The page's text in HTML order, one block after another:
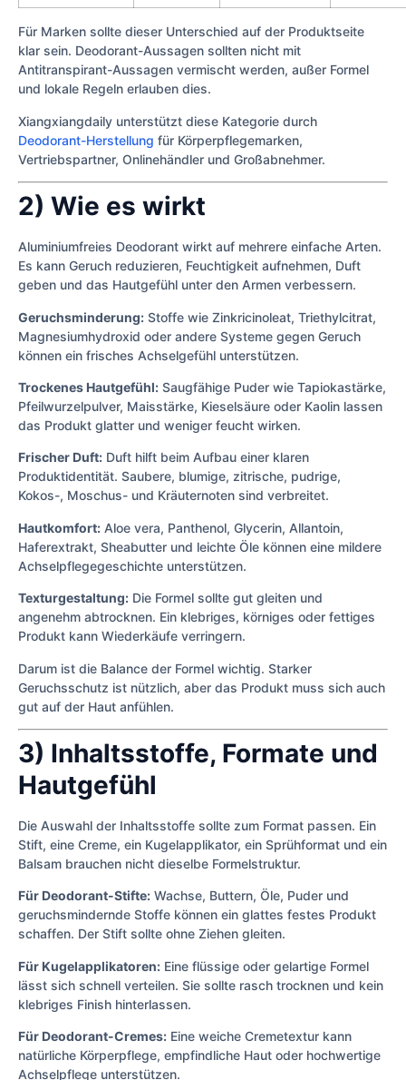
Für Marken sollte dieser Unterschied auf der Produktseite
klar sein. Deodorant-Aussagen sollten nicht mit
Antitranspirant-Aussagen vermischt werden, außer Formel
und lokale Regeln erlauben dies.
Xiangxiangdaily unterstützt diese Kategorie durch
Deodorant-Herstellung für Körperpflegemarken,
Vertriebspartner, Onlinehändler und Großabnehmer.
2) Wie es wirkt
Aluminiumfreies Deodorant wirkt auf mehrere einfache Arten.
Es kann Geruch reduzieren, Feuchtigkeit aufnehmen, Duft
geben und das Hautgefühl unter den Armen verbessern.
Geruchsminderung: Stoffe wie Zinkricinoleat, Triethylcitrat,
Magnesiumhydroxid oder andere Systeme gegen Geruch
können ein frisches Achselgefühl unterstützen.
Trockenes Hautgefühl: Saugfähige Puder wie Tapiokastärke,
Pfeilwurzelpulver, Maisstärke, Kieselsäure oder Kaolin lassen
das Produkt glatter und weniger feucht wirken.
Frischer Duft: Duft hilft beim Aufbau einer klaren
Produktidentität. Saubere, blumige, zitrische, pudrige,
Kokos-, Moschus- und Kräuternoten sind verbreitet.
Hautkomfort: Aloe vera, Panthenol, Glycerin, Allantoin,
Haferextrakt, Sheabutter und leichte Öle können eine mildere
Achselpflegegeschichte unterstützen.
Texturgestaltung: Die Formel sollte gut gleiten und
angenehm abtrocknen. Ein klebriges, körniges oder fettiges
Produkt kann Wiederkäufe verringern.
Darum ist die Balance der Formel wichtig. Starker
Geruchsschutz ist nützlich, aber das Produkt muss sich auch
gut auf der Haut anfühlen.
3) Inhaltsstoffe, Formate und
Hautgefühl
Die Auswahl der Inhaltsstoffe sollte zum Format passen. Ein
Stift, eine Creme, ein Kugelapplikator, ein Sprühformat und ein
Balsam brauchen nicht dieselbe Formelstruktur.
Für Deodorant-Stifte: Wachse, Buttern, Öle, Puder und
geruchsmindernde Stoffe können ein glattes festes Produkt
schaffen. Der Stift sollte ohne Ziehen gleiten.
Für Kugelapplikatoren: Eine flüssige oder gelartige Formel
lässt sich schnell verteilen. Sie sollte rasch trocknen und kein
klebriges Finish hinterlassen.
Für Deodorant-Cremes: Eine weiche Cremetextur kann
natürliche Körperpflege, empfindliche Haut oder hochwertige
Achselpflege unterstützen.